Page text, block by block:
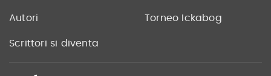
Autori Torneo Ickabog
Scrittori si diventa